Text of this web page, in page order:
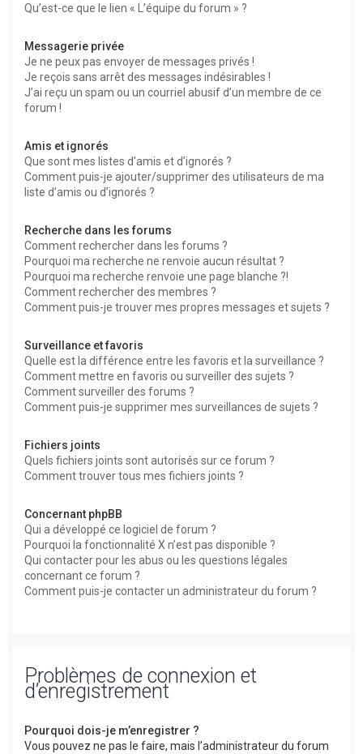
Qu’est-ce que le lien « L’équipe du forum » ?
Messagerie privée
Je ne peux pas envoyer de messages privés !
Je reçois sans arrêt des messages indésirables !
J’ai reçu un spam ou un courriel abusif d’un membre de ce
forum !
Amis et ignorés
Que sont mes listes d’amis et d’ignorés ?
Comment puis-je ajouter/supprimer des utilisateurs de ma
liste d’amis ou d’ignorés ?
Recherche dans les forums
Comment rechercher dans les forums ?
Pourquoi ma recherche ne renvoie aucun résultat ?
Pourquoi ma recherche renvoie une page blanche ?!
Comment rechercher des membres ?
Comment puis-je trouver mes propres messages et sujets ?
Surveillance et favoris
Quelle est la différence entre les favoris et la surveillance ?
Comment mettre en favoris ou surveiller des sujets ?
Comment surveiller des forums ?
Comment puis-je supprimer mes surveillances de sujets ?
Fichiers joints
Quels fichiers joints sont autorisés sur ce forum ?
Comment trouver tous mes fichiers joints ?
Concernant phpBB
Qui a développé ce logiciel de forum ?
Pourquoi la fonctionnalité X n’est pas disponible ?
Qui contacter pour les abus ou les questions légales
concernant ce forum ?
Comment puis-je contacter un administrateur du forum ?
Problèmes de connexion et
d’enregistrement
Pourquoi dois-je m’enregistrer ?
Vous pouvez ne pas le faire, mais l’administrateur du forum